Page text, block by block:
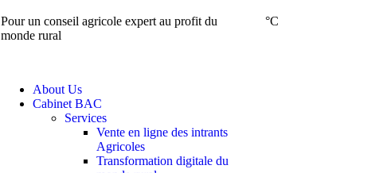
Pour un conseil agricole expert au profit du
monde rural
°C
About Us
Cabinet BAC
Services
Vente en ligne des intrants
Agricoles
Transformation digitale du